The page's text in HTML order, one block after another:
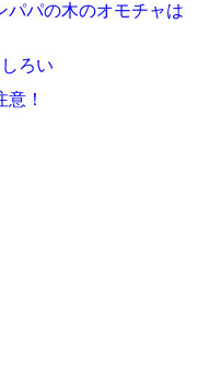
パパの木のオモチャは
ろい
！